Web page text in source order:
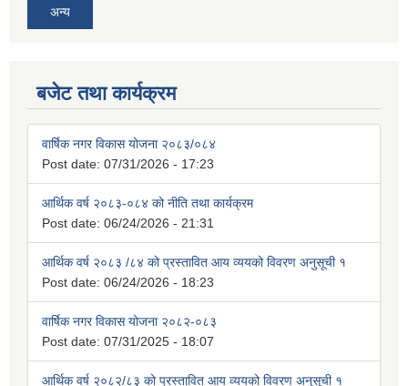
अन्य
बजेट तथा कार्यक्रम
वार्षिक नगर विकास योजना २०८३/०८४
Post date: 07/31/2026 - 17:23
आर्थिक वर्ष २०८३-०८४ को नीति तथा कार्यक्रम
Post date: 06/24/2026 - 21:31
आर्थिक वर्ष २०८३ /८४ को प्रस्तावित आय व्ययको विवरण अनुसूची १
Post date: 06/24/2026 - 18:23
वार्षिक नगर विकास योजना २०८२-०८३
Post date: 07/31/2025 - 18:07
आर्थिक वर्ष २०८२/८३ को प्रस्तावित आय व्ययको विवरण अनुसूची १